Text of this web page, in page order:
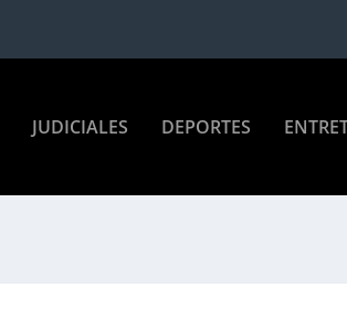
JUDICIALES DEPORTES